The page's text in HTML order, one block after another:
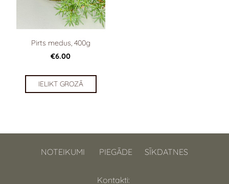
Pirts medus, 400g
€6.00
IELIKT GROZĀ
NOTEIKUMI PIEGĀDE SĪKDATNES
Kontakti: